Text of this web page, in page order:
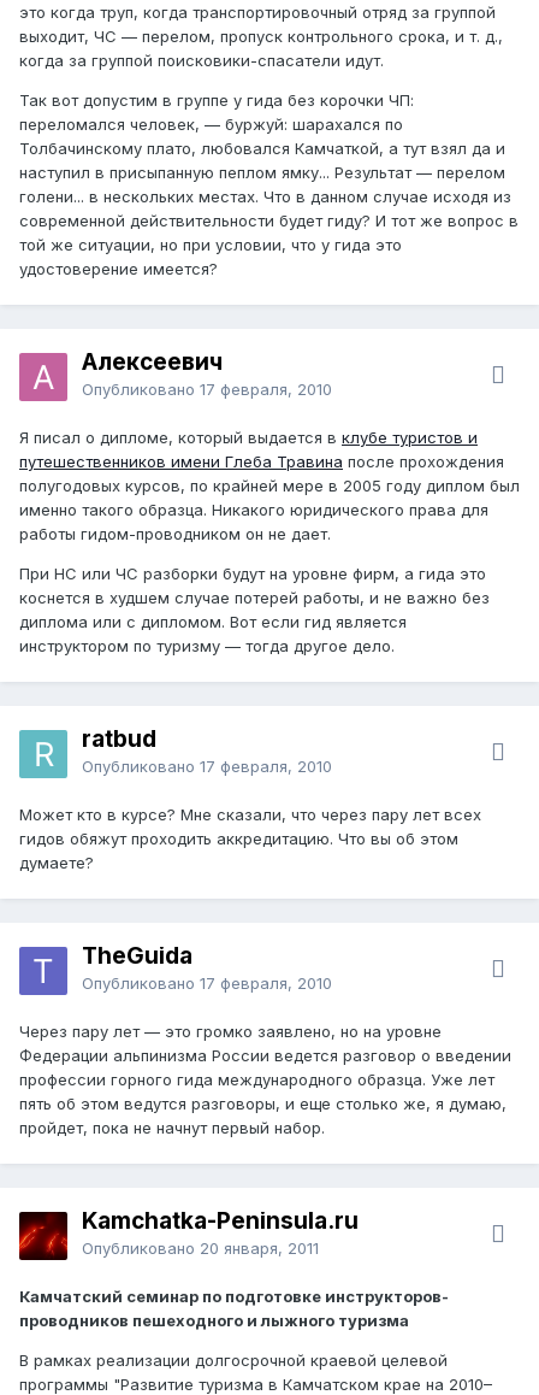
это когда труп, когда транспортировочный отряд за группой
выходит, ЧС — перелом, пропуск контрольного срока, и т. д.,
когда за группой поисковики-спасатели идут.
Так вот допустим в группе у гида без корочки ЧП:
переломался человек, — буржуй: шарахался по
Толбачинскому плато, любовался Камчаткой, а тут взял да и
наступил в присыпанную пеплом ямку... Результат — перелом
голени... в нескольких местах. Что в данном случае исходя из
современной действительности будет гиду? И тот же вопрос в
той же ситуации, но при условии, что у гида это
удостоверение имеется?
Алексеевич
Опубликовано 17 февраля, 2010
Я писал о дипломе, который выдается в клубе туристов и
путешественников имени Глеба Травина после прохождения
полугодовых курсов, по крайней мере в 2005 году диплом был
именно такого образца. Никакого юридического права для
работы гидом-проводником он не дает.
При НС или ЧС разборки будут на уровне фирм, а гида это
коснется в худшем случае потерей работы, и не важно без
диплома или с дипломом. Вот если гид является
инструктором по туризму — тогда другое дело.
ratbud
Опубликовано 17 февраля, 2010
Может кто в курсе? Мне сказали, что через пару лет всех
гидов обяжут проходить аккредитацию. Что вы об этом
думаете?
TheGuida
Опубликовано 17 февраля, 2010
Через пару лет — это громко заявлено, но на уровне
Федерации альпинизма России ведется разговор о введении
профессии горного гида международного образца. Уже лет
пять об этом ведутся разговоры, и еще столько же, я думаю,
пройдет, пока не начнут первый набор.
Kamchatka-Peninsula.ru
Опубликовано 20 января, 2011
Камчатский семинар по подготовке инструкторов-
проводников пешеходного и лыжного туризма
В рамках реализации долгосрочной краевой целевой
программы "Развитие туризма в Камчатском крае на 2010–